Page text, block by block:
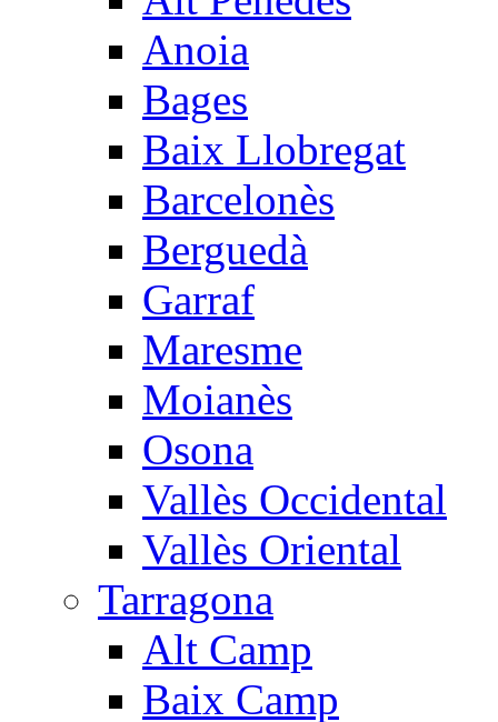
Anoia
Bages
Baix Llobregat
Barcelonès
Berguedà
Garraf
Maresme
Moianès
Osona
Vallès Occidental
Vallès Oriental
Tarragona
Alt Camp
Baix Camp